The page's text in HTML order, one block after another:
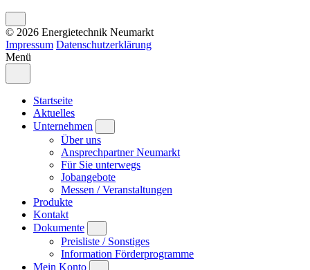
© 2026 Energietechnik Neumarkt
Impressum Datenschutzerklärung
Menü
Startseite
Aktuelles
Unternehmen
Über uns
Ansprechpartner Neumarkt
Für Sie unterwegs
Jobangebote
Messen / Veranstaltungen
Produkte
Kontakt
Dokumente
Preisliste / Sonstiges
Information Förderprogramme
Mein Konto